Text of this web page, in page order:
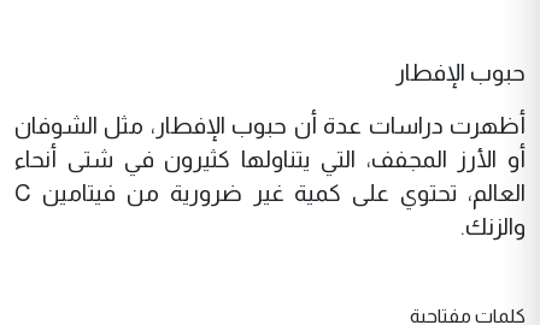
حبوب الإفطار
أظهرت دراسات عدة أن حبوب الإفطار، مثل الشوفان
أو الأرز المجفف، التي يتناولها كثيرون في شتى أنحاء
العالم، تحتوي على كمية غير ضرورية من فيتامين C
والزنك.
كلمات مفتاحية